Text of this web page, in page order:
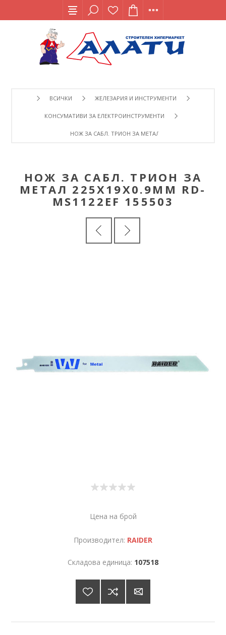
ВСИЧКИ ЖЕЛЕЗАРИЯ И ИНСТРУМЕНТИ
КОНСУМАТИВИ ЗА ЕЛЕКТРОИНСТРУМЕНТИ
НОЖ ЗА САБЛ. ТРИОН ЗА МЕТАЛ 225Х19Х0.9MM RD-
НОЖ ЗА САБЛ. ТРИОН ЗА
МЕТАЛ 225Х19Х0.9MM RD-
MS1122EF 155503
Цена на брой
Производител: RAIDER
Складова единица: 107518